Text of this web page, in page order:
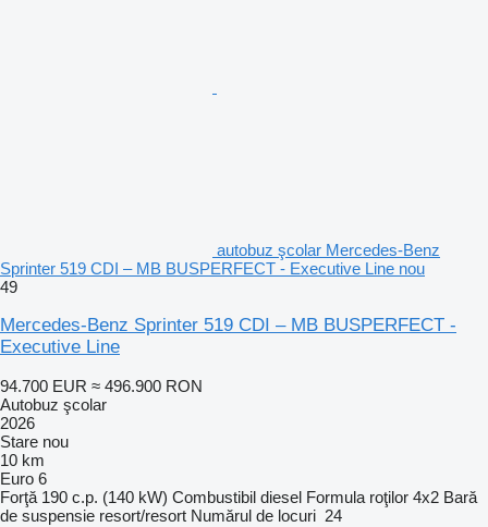
autobuz şcolar Mercedes-Benz
Sprinter 519 CDI – MB BUSPERFECT - Executive Line nou
49
Mercedes-Benz Sprinter 519 CDI – MB BUSPERFECT -
Executive Line
94.700 EUR ≈ 496.900 RON
Autobuz şcolar
2026
Stare nou
10 km
Euro 6
Forţă 190 c.p. (140 kW) Combustibil diesel Formula roţilor 4x2 Bară
de suspensie resort/resort Numărul de locuri 24